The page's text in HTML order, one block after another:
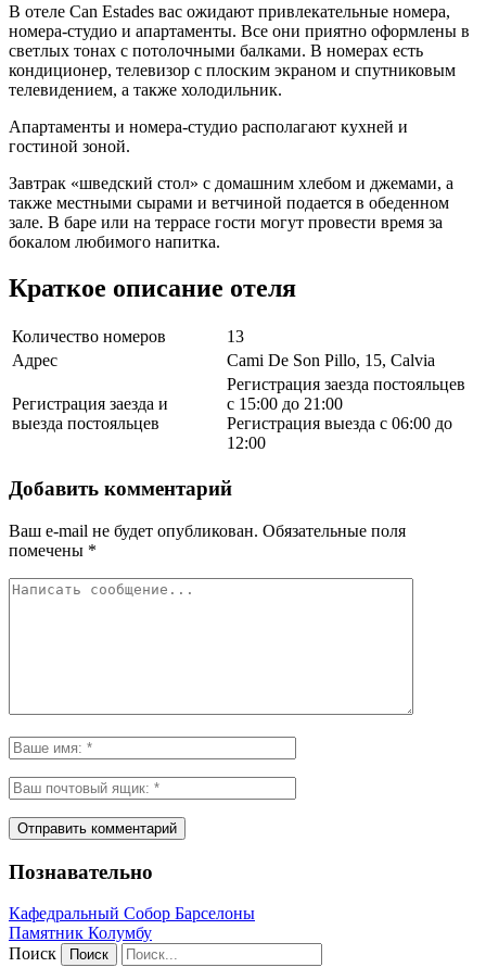
В отеле Can Estades вас ожидают привлекательные номера,
номера-студио и апартаменты. Все они приятно оформлены в
светлых тонах с потолочными балками. В номерах есть
кондиционер, телевизор с плоским экраном и спутниковым
телевидением, а также холодильник.
Апартаменты и номера-студио располагают кухней и
гостиной зоной.
Завтрак «шведский стол» с домашним хлебом и джемами, а
также местными сырами и ветчиной подается в обеденном
зале. В баре или на террасе гости могут провести время за
бокалом любимого напитка.
Краткое описание отеля
Количество номеров
13
Адрес
Cami De Son Pillo, 15, Calvia
Регистрация заезда и
выезда постояльцев
Регистрация заезда постояльцев
с 15:00 до 21:00
Регистрация выезда с 06:00 до
12:00
Добавить комментарий
Ваш e-mail не будет опубликован. Обязательные поля
помечены *
Познавательно
Кафeдрaльный Собор Барселоны
Пaмятник Колумбу
Поиск